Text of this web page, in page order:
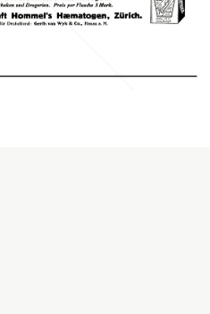
1916
Bild-ID: 42874